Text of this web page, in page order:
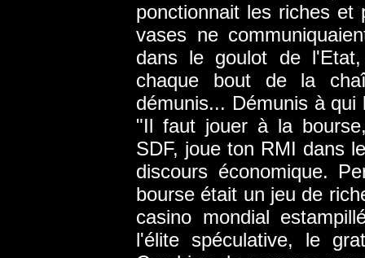
ponctionnait les riches
vases ne
dans le goulot de
chaque bout de la
démunis... Démunis à
"Il faut jouer à la
SDF, joue ton RMI dans
discours économique.
bourse était un jeu de
casino mondial
l'élite spéculative, le